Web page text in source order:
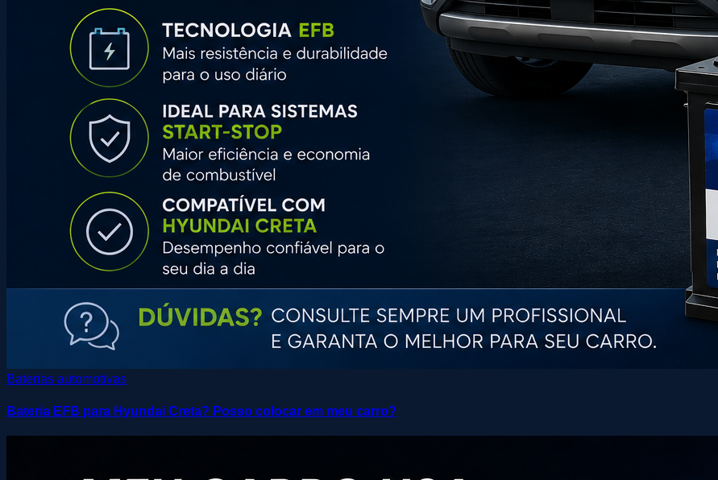
Baterias automotivas
Bateria EFB para Hyundai Creta? Posso colocar em meu carro?